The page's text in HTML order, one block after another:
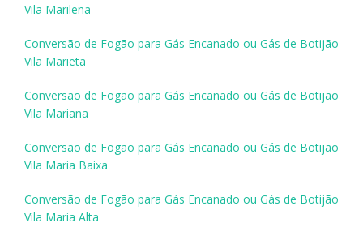
Vila Marilena
Conversão de Fogão para Gás Encanado ou Gás de Botijão
Vila Marieta
Conversão de Fogão para Gás Encanado ou Gás de Botijão
Vila Mariana
Conversão de Fogão para Gás Encanado ou Gás de Botijão
Vila Maria Baixa
Conversão de Fogão para Gás Encanado ou Gás de Botijão
Vila Maria Alta